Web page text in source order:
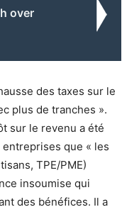
over
des taxes sur le
plus de tranches ».
sur le revenu a été
que « les
TPE/PME)
insoumise qui
des bénéfices. Il a